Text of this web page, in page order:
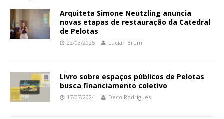
Arquiteta Simone Neutzling anuncia
novas etapas de restauração da Catedral
de Pelotas
22/03/2025 Lucian Brum
Livro sobre espaços públicos de Pelotas
busca financiamento coletivo
17/07/2024 Deco Rodrigues